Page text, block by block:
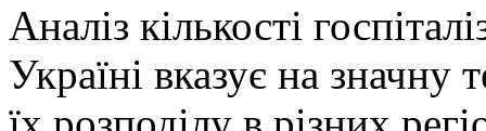
Аналіз кількості
Україні вказує на значну